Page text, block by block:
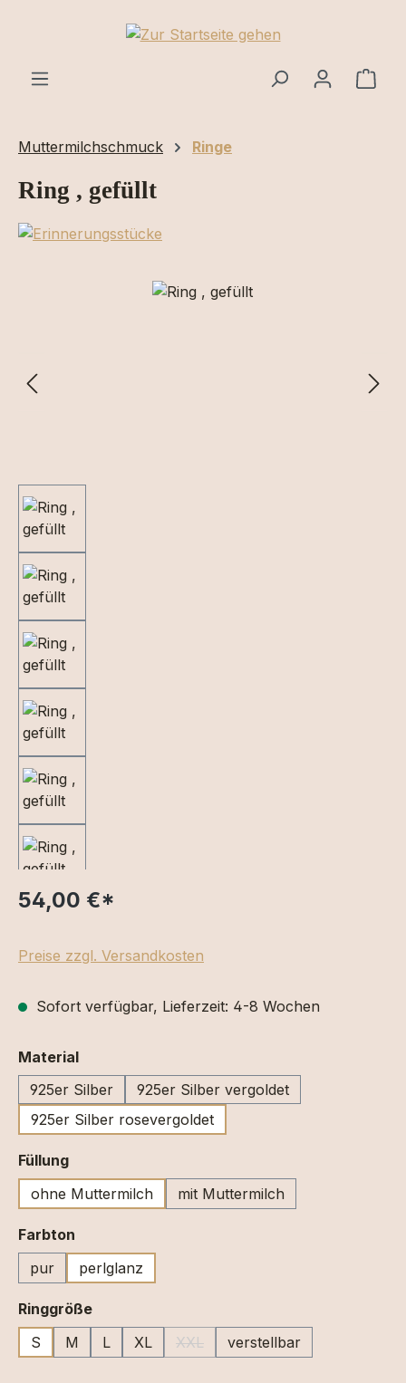
Zum Hauptinhalt springen
Muttermilchschmuck Ringe
Ring , gefüllt
Bildergalerie überspringen
54,00 €*
Preise zzgl. Versandkosten
Sofort verfügbar, Lieferzeit: 4-8 Wochen
Materialauswählen
925er Silber
925er Silber vergoldet
925er Silber rosevergoldet
Füllungauswählen
ohne Muttermilch
mit Muttermilch
Farbton
pur
perlglanz
Ringgrößeauswählen
S
M L XL XXL
(Diese Option ist zurzeit nicht
verstellbar